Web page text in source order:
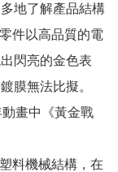
地了解產品結構
件以高品質的電
閃亮的金色表
膜無法比擬。
畫中《黃金戰
料機械結構，在